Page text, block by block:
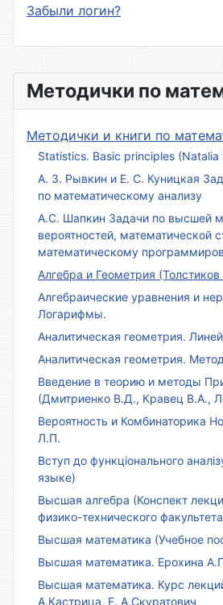
Методички по
Методички и книги по
Statistics. Basic principles (Natalia
А. З. Рывкин и Е. С. Куницкая
по математическому анализу
А.С. Шапкин Задачи по высшей
вероятностей, математической
математическому
Алгебра и Геометрия
Алгебраические уравнения и
Логарифмы.
Аналитическая геометрия.
Аналитическая геометрия.
Введение в теорию и методы
(Дмитриенко В.Д., Кравец В.А.,
Вероятность и Комбинаторика
Л.П.
Вступ до функціонального
языке)
Высшая алгебра (Конспект
физико-технического
Высшая математика (Учебное
Высшая математика. Ерохина
Высшая математика. Курс
А.Кастрица, Е. А.Скуратович
Забыли логин?